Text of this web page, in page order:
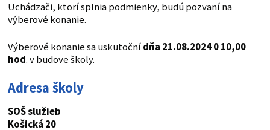
Uchádzači, ktorí splnia podmienky, budú pozvaní na
výberové konanie.
Výberové konanie sa uskutočnídňa 21.08.2024 0 10,00
hod. v budove školy.
Adresa školy
SOŠ služieb
Košická 20